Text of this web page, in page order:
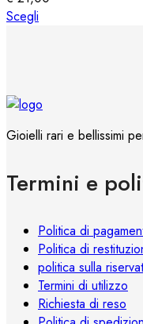
Scegli
Le
opzioni
possono
scelte
del
prodotto
Gioielli rari e bellissimi
Termini e
Politica di
Politica di
politica sulla
Termini di utilizzo
Richiesta di reso